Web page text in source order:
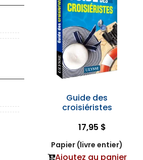
Guide des
croisiéristes
17,95 $
Papier (livre entier)
Ajoutez au panier